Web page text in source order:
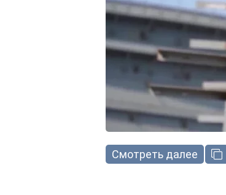
Смотреть далее